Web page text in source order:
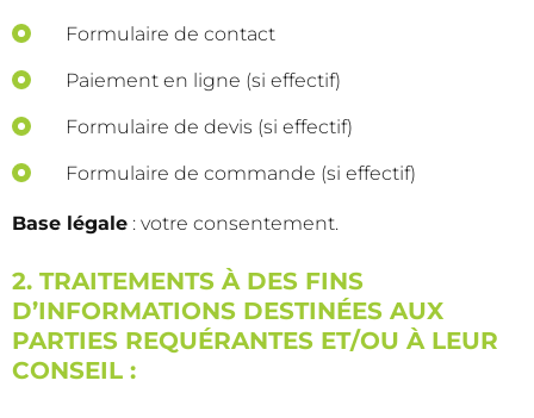
Formulaire de contact
Paiement en ligne (si effectif)
Formulaire de devis (si effectif)
Formulaire de commande (si effectif)
Base légale : votre consentement.
2. TRAITEMENTS À DES FINS
D’INFORMATIONS DESTINÉES AUX
PARTIES REQUÉRANTES ET/OU À LEUR
CONSEIL :